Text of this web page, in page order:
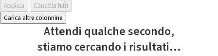
Applica
Cancella filtri
Carica altre colonnine
Attendi qualche secondo,
stiamo cercando i risultati...